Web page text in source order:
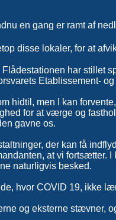
en gang er ramt af
disse lokaler, for at
Flådestationen har
Etablissement-
hidtil, men I kan
for at værge og
gavne os.
der kan få
at vi
naturligvis besked.
hvor COVID 19, ikke
og eksterne